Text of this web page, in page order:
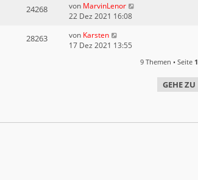
24268 von MarvinLenor
22 Dez 2021 16:08
28263 von Karsten
17 Dez 2021 13:55
9 Themen • Seite 1
GEHE ZU